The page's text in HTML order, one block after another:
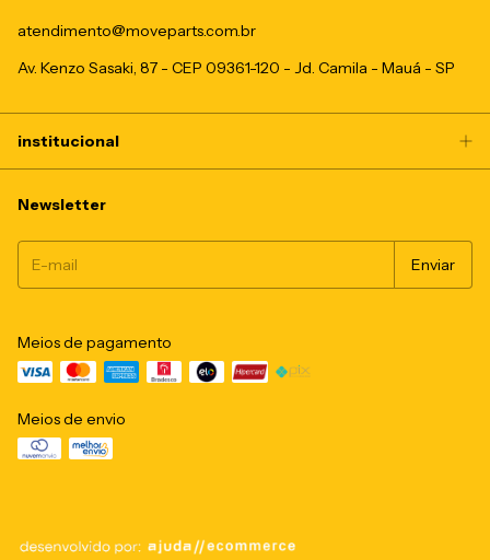
atendimento@moveparts.com.br
Av. Kenzo Sasaki, 87 - CEP 09361-120 - Jd. Camila - Mauá - SP
institucional
Newsletter
Meios de pagamento
Meios de envio